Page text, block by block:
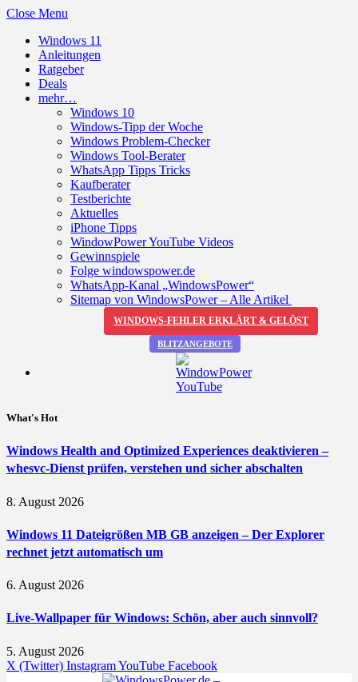
Close Menu
Windows 11
Anleitungen
Ratgeber
Deals
mehr…
Windows 10
Windows-Tipp der Woche
Windows Problem-Checker
Windows Tool-Berater
WhatsApp Tipps Tricks
Kaufberater
Testberichte
Aktuelles
iPhone Tipps
WindowPower YouTube Videos
Gewinnspiele
Folge windowspower.de
WhatsApp-Kanal „WindowsPower“
Sitemap von WindowsPower – Alle Artikel
WINDOWS-FEHLER ERKLÄRT & GELÖST
BLITZANGEBOTE
What's Hot
Windows Health and Optimized Experiences deaktivieren –
whesvc-Dienst prüfen, verstehen und sicher abschalten
8. August 2026
Windows 11 Dateigrößen MB GB anzeigen – Der Explorer
rechnet jetzt automatisch um
6. August 2026
Live-Wallpaper für Windows: Schön, aber auch sinnvoll?
5. August 2026
X (Twitter) InstagramYouTube Facebook